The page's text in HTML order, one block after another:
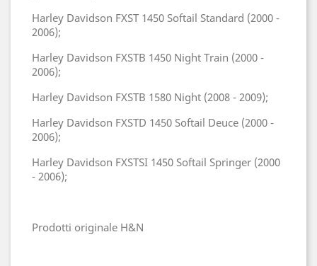
Harley Davidson FXST 1450 Softail Standard (2000 -
2006);
Harley Davidson FXSTB 1450 Night Train (2000 -
2006);
Harley Davidson FXSTB 1580 Night (2008 - 2009);
Harley Davidson FXSTD 1450 Softail Deuce (2000 -
2006);
Harley Davidson FXSTSI 1450 Softail Springer (2000
- 2006);
Prodotti originale H&N